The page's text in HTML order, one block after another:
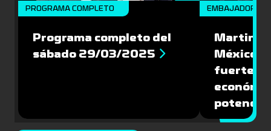
PROGRAMA COMPLETO
Programa completo del
sábado 29/03/2025
EMBAJADORES
Martin
México:
fuerte